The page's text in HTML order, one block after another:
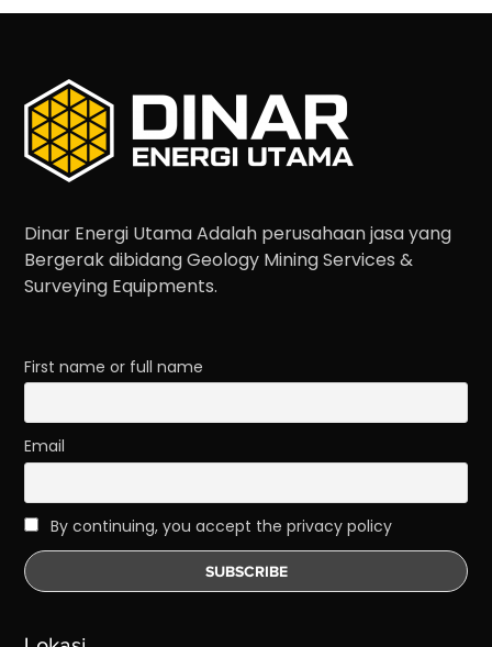
Dinar Energi Utama Adalah perusahaan jasa yang
Bergerak dibidang Geology Mining Services &
Surveying Equipments.
First name or full name
Email
By continuing, you accept the privacy policy